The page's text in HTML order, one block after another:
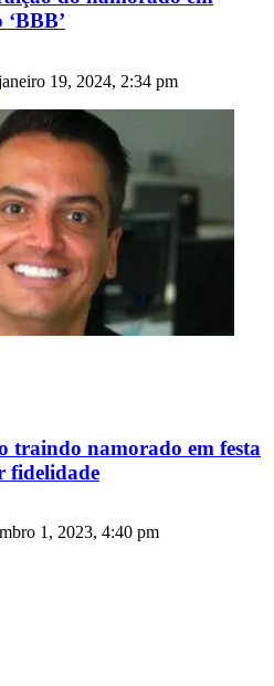
19, 2024, 2:34 pm
traindo namorado em festa
fidelidade
1, 2023, 4:40 pm